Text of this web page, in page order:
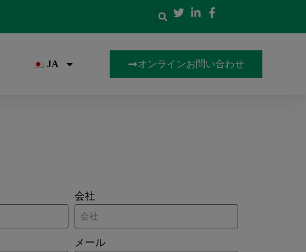
JA オンラインお問い合わせ
会社
メール